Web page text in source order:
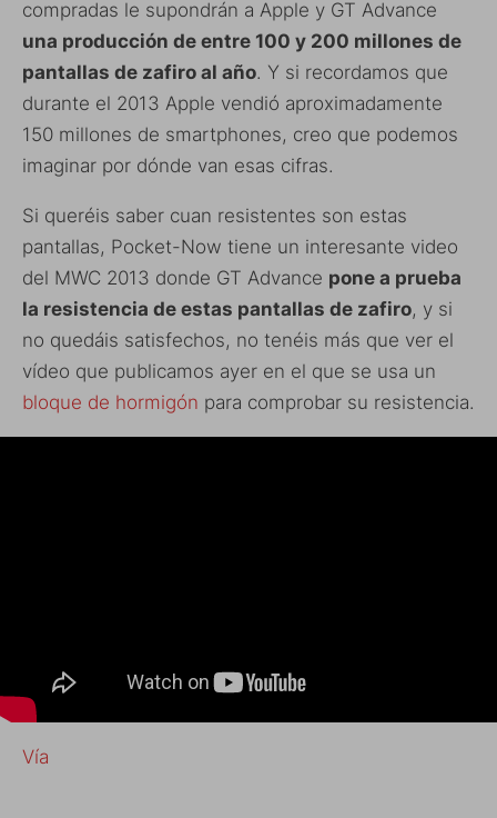
compradas le supondrán a Apple y GT Advance
una producción de entre 100 y 200 millones de
pantallas de zafiro al año. Y si recordamos que
durante el 2013 Apple vendió aproximadamente
150 millones de smartphones, creo que podemos
imaginar por dónde van esas cifras.
Si queréis saber cuan resistentes son estas
pantallas, Pocket-Now tiene un interesante video
del MWC 2013 donde GT Advance pone a prueba
la resistencia de estas pantallas de zafiro, y si
no quedáis satisfechos, no tenéis más que ver el
vídeo que publicamos ayer en el que se usa un
bloque de hormigón para comprobar su resistencia.
Vía